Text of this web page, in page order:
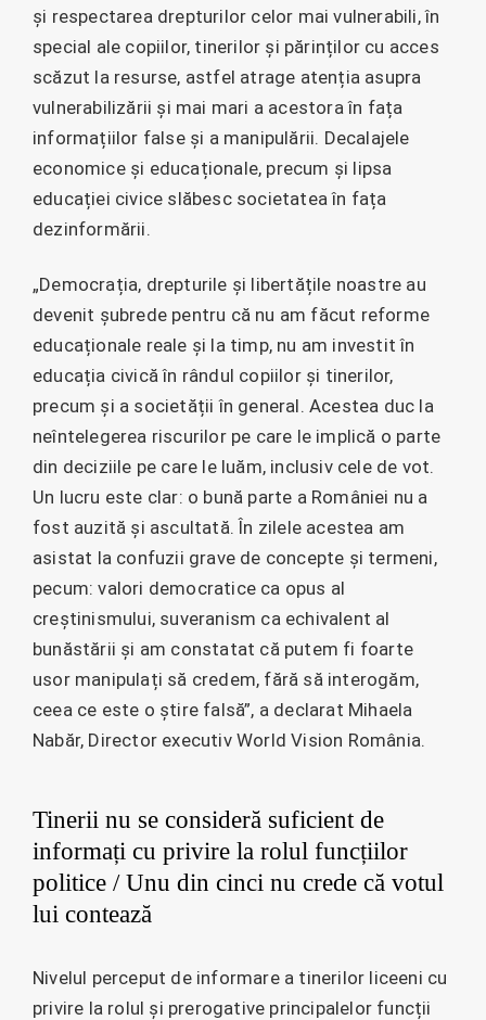
și respectarea drepturilor celor mai vulnerabili, în
special ale copiilor, tinerilor și părinților cu acces
scăzut la resurse, astfel atrage atenția asupra
vulnerabilizării și mai mari a acestora în fața
informațiilor false și a manipulării. Decalajele
economice și educaționale, precum și lipsa
educației civice slăbesc societatea în fața
dezinformării.
„Democrația, drepturile și libertățile noastre au
devenit șubrede pentru că nu am făcut reforme
educaționale reale și la timp, nu am investit în
educația civică în rândul copiilor și tinerilor,
precum și a societății în general. Acestea duc la
neîntelegerea riscurilor pe care le implică o parte
din deciziile pe care le luăm, inclusiv cele de vot.
Un lucru este clar: o bună parte a României nu a
fost auzită și ascultată. În zilele acestea am
asistat la confuzii grave de concepte și termeni,
pecum: valori democratice ca opus al
creștinismului, suveranism ca echivalent al
bunăstării și am constatat că putem fi foarte
usor manipulați să credem, fără să interogăm,
ceea ce este o știre falsă”, a declarat Mihaela
Nabăr, Director executiv World Vision România.
Tinerii nu se consideră suficient de
informați cu privire la rolul funcțiilor
politice / Unu din cinci nu crede că votul
lui contează
Nivelul perceput de informare a tinerilor liceeni cu
privire la rolul și prerogative principalelor funcții